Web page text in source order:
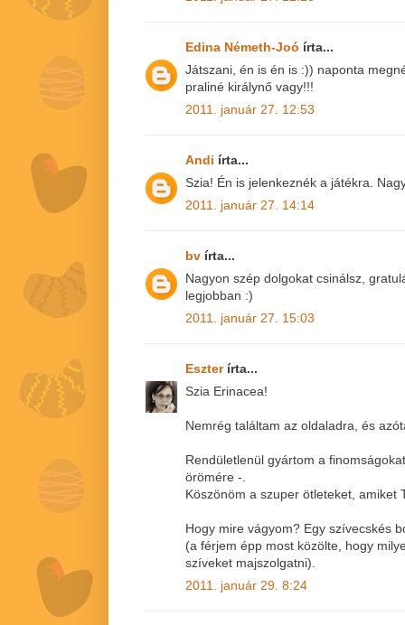
Edina Németh-Joó írta...
Játszani, én is én is :)) naponta
praliné királynő vagy!!!
2011. január 27. 12:53
Andi írta...
Szia! Én is jelenkeznék a játékra.
2011. január 27. 14:14
bv írta...
Nagyon szép dolgokat csinálsz,
legjobban :)
2011. január 27. 15:03
Eszter írta...
Szia Erinacea!
Nemrég találtam az oldaladra, és
Rendületlenül gyártom a
örömére -.
Köszönöm a szuper ötleteket, amiket
Hogy mire vágyom? Egy szívecskés
(a férjem épp most közölte, hogy
szíveket majszolgatni).
2011. január 29. 8:24